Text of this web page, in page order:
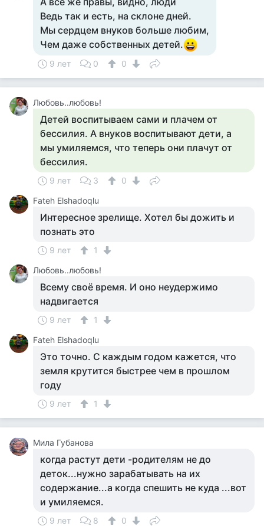
Ведь так и есть, на склоне дней.
Мы сердцем внуков больше любим,
Чем даже собственных детей.
9 лет 0 0
Любовь..любовь!
Детей воспитываем сами и плачем от
бессилия. А внуков воспитывают дети, а
мы умиляемся, что теперь они плачут от
бессилия.
9 лет 3
0
Fateh Elshadoqlu
Интересное зрелище. Хотел бы дожить и
познать это
9 лет
1
Любовь..любовь!
Всему своё время. И оно неудержимо
надвигается
9 лет
1
Fateh Elshadoqlu
Это точно. С каждым годом кажется, что
земля крутится быстрее чем в прошлом
году
9 лет 1
Мила Губанова
когда растут дети -родителям не до
деток...нужно зарабатывать на их
содержание...а когда спешить не куда ...вот
и умиляемся.
9 лет 8
0